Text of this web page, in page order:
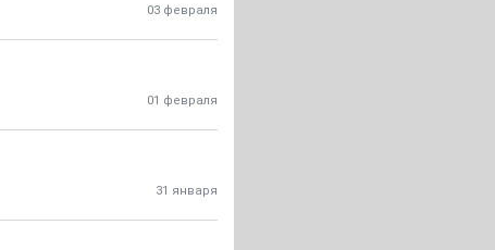
03 февраля
01 февраля
31 января